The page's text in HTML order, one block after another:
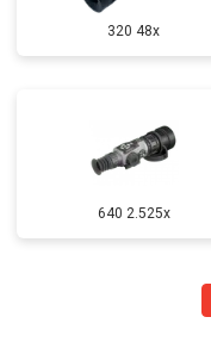
320 48x
640 2.525x